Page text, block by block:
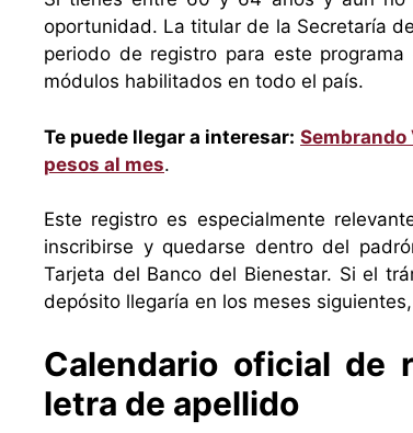
oportunidad. La titular de la Secretaría
periodo de registro para este
módulos habilitados en todo el país.
Te puede llegar a interesar:
pesos al mes.
Este registro es especialmente
inscribirse y quedarse dentro del
Tarjeta del Banco del Bienestar. Si el
depósito llegaría en los meses
Calendario oficial
letra de apellido